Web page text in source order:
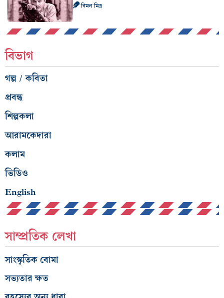
বিমল মিত্র
বিভাগ
গল্প / কবিতা
প্রবন্ধ
শিল্পকলা
আরামকেদারা
কলাম
ভিডিও
English
সাম্প্রতিক লেখা
সাংস্কৃতিক বোমা
সভ্যতার ক্ষত